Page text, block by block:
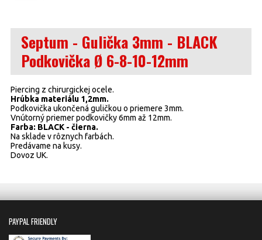
Septum - Gulička 3mm - BLACK
Podkovička Ø 6-8-10-12mm
Piercing z chirurgickej ocele.
Hrúbka materiálu 1,2mm.
Podkovička ukončená guličkou o priemere 3mm.
Vnútorný priemer podkovičky 6mm až 12mm.
Farba: BLACK - čierna.
Na sklade v rôznych farbách.
Predávame na kusy.
Dovoz UK.
PAYPAL FRIENDLY